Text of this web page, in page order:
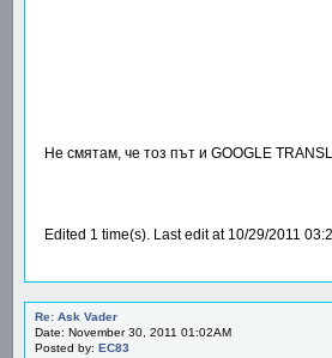
Не смятам, че тоз път и GOOGLE
Edited 1 time(s). Last edit at 10/29/2011
Re: Ask Vader
Date: November 30, 2011 01:02AM
Posted by: EC83